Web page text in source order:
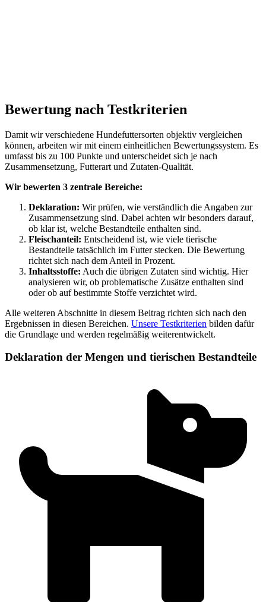
Bewertung nach Testkriterien
Damit wir verschiedene Hundefuttersorten objektiv vergleichen
können, arbeiten wir mit einem einheitlichen Bewertungssystem. Es
umfasst bis zu 100 Punkte und unterscheidet sich je nach
Zusammensetzung, Futterart und Zutaten-Qualität.
Wir bewerten 3 zentrale Bereiche:
Deklaration: Wir prüfen, wie verständlich die Angaben zur
Zusammensetzung sind. Dabei achten wir besonders darauf,
ob klar ist, welche Bestandteile enthalten sind.
Fleischanteil: Entscheidend ist, wie viele tierische
Bestandteile tatsächlich im Futter stecken. Die Bewertung
richtet sich nach dem Anteil in Prozent.
Inhaltsstoffe: Auch die übrigen Zutaten sind wichtig. Hier
analysieren wir, ob problematische Zusätze enthalten sind
oder ob auf bestimmte Stoffe verzichtet wird.
Alle weiteren Abschnitte in diesem Beitrag richten sich nach den
Ergebnissen in diesen Bereichen. Unsere Testkriterien bilden dafür
die Grundlage und werden regelmäßig weiterentwickelt.
Deklaration der Mengen und tierischen Bestandteile